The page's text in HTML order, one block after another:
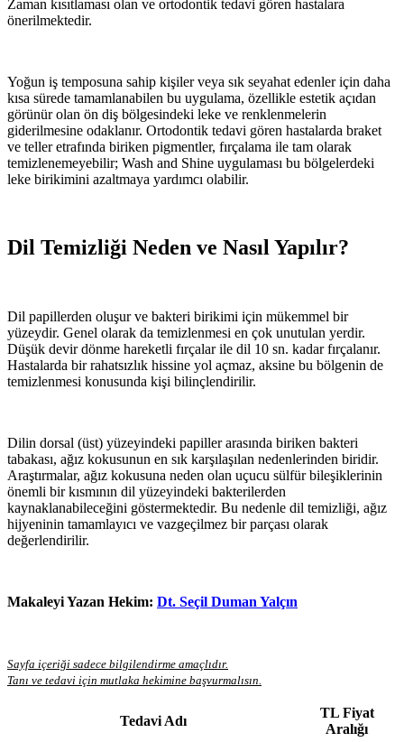
Zaman kısıtlaması olan ve ortodontik tedavi gören hastalara
önerilmektedir.
Yoğun iş temposuna sahip kişiler veya sık seyahat edenler için daha
kısa sürede tamamlanabilen bu uygulama, özellikle estetik açıdan
görünür olan ön diş bölgesindeki leke ve renklenmelerin
giderilmesine odaklanır. Ortodontik tedavi gören hastalarda braket
ve teller etrafında biriken pigmentler, fırçalama ile tam olarak
temizlenemeyebilir; Wash and Shine uygulaması bu bölgelerdeki
leke birikimini azaltmaya yardımcı olabilir.
Dil Temizliği Neden ve Nasıl Yapılır?
Dil papillerden oluşur ve bakteri birikimi için mükemmel bir
yüzeydir. Genel olarak da temizlenmesi en çok unutulan yerdir.
Düşük devir dönme hareketli fırçalar ile dil 10 sn. kadar fırçalanır.
Hastalarda bir rahatsızlık hissine yol açmaz, aksine bu bölgenin de
temizlenmesi konusunda kişi bilinçlendirilir.
Dilin dorsal (üst) yüzeyindeki papiller arasında biriken bakteri
tabakası, ağız kokusunun en sık karşılaşılan nedenlerinden biridir.
Araştırmalar, ağız kokusuna neden olan uçucu sülfür bileşiklerinin
önemli bir kısmının dil yüzeyindeki bakterilerden
kaynaklanabileceğini göstermektedir. Bu nedenle dil temizliği, ağız
hijyeninin tamamlayıcı ve vazgeçilmez bir parçası olarak
değerlendirilir.
Makaleyi Yazan Hekim: Dt. Seçil Duman Yalçın
Sayfa içeriği sadece bilgilendirme amaçlıdır.
Tanı ve tedavi için mutlaka hekimine başvurmalısın.
Tedavi Adı
TL Fiyat
Aralığı